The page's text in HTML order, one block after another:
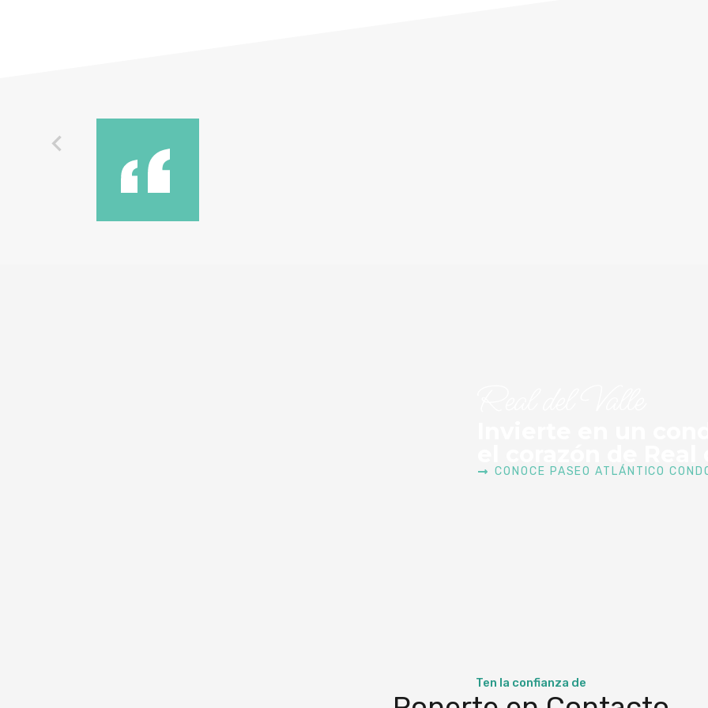
CONOCE PASEO ATLÁNTICO
Ten la confianza de